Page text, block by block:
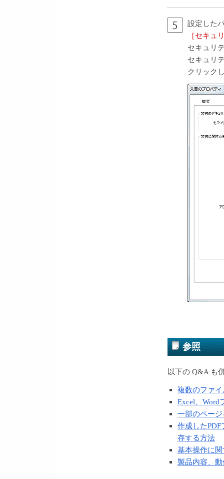
設定した
［セキュ
セキュリ
セキュリ
クリック
参照
以下の Q&A も
複数のファ
Excel、Word
一部のペー
作成した
存する方法
基本操作に
製品内容、